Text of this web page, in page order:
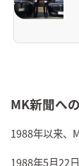
MK新聞へ
1988年以来、
1988年5月22